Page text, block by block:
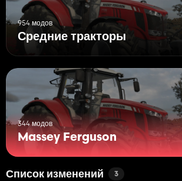
954 модов
Средние тракторы
344 модов
Massey Ferguson
Список изменений 3